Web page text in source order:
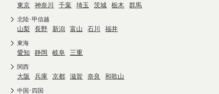
東京 神奈川 千葉 埼玉 茨城 栃木 群馬
北陸･甲信越
山梨 長野 新潟 富山 石川 福井
東海
愛知 静岡 岐阜 三重
関西
大阪 兵庫 京都 滋賀 奈良 和歌山
中国･四国